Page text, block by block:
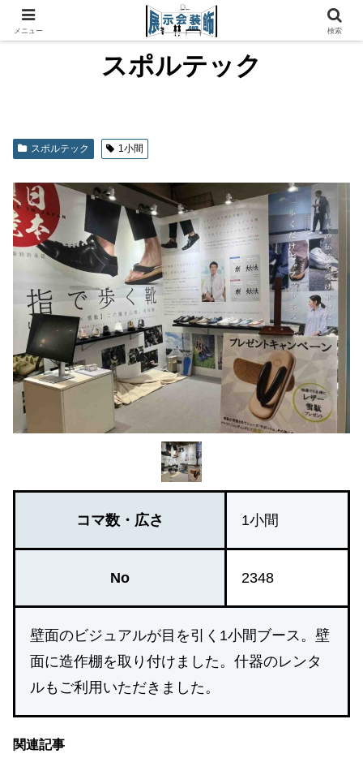
スポルテック
スポルテック 1小間
コマ数・広さ 1小間
No 2348
壁面のビジュアルが目を引く1小間ブース。壁
面に造作棚を取り付けました。什器のレンタ
ルもご利用いただきました。
関連記事
メニュー 検索